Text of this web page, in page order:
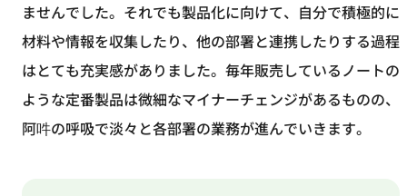
ませんでした。それでも製品化に向けて、自分で積極的に
材料や情報を収集したり、他の部署と連携したりする過程
はとても充実感がありました。毎年販売しているノートの
ような定番製品は微細なマイナーチェンジがあるものの、
阿吽の呼吸で淡々と各部署の業務が進んでいきます。